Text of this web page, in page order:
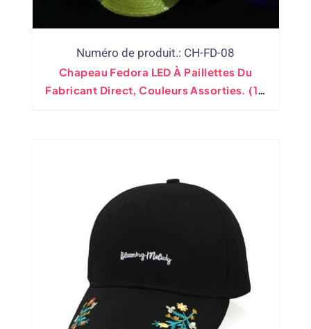
Numéro de produit.: CH-FD-08
Chapeau Fedora LED À Paillettes Du
Fabricant Direct, Couleurs Assorties. (10